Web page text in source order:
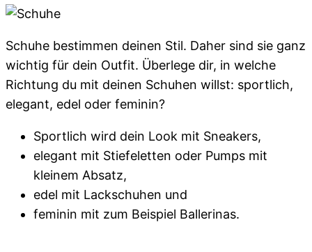
Schuhe bestimmen deinen Stil. Daher sind sie ganz
wichtig für dein Outfit. Überlege dir, in welche
Richtung du mit deinen Schuhen willst: sportlich,
elegant, edel oder feminin?
Sportlich wird dein Look mit Sneakers,
elegant mit Stiefeletten oder Pumps mit
kleinem Absatz,
edel mit Lackschuhen und
feminin mit zum Beispiel Ballerinas.